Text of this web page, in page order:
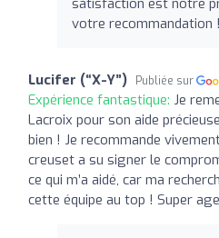
votre recommandation !
Lucifer (“X-Y”) Publiée sur
Expérience fantastique: Je
Lacroix pour son aide
bien ! Je recommande
creuset a su signer le
ce qui m’a aidé, car ma
cette équipe au top ! Super